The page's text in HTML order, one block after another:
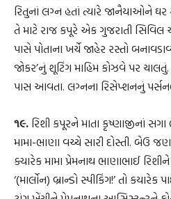
રિતુનાં લગ્ન હતાં ત્યારે જાનૈયાઓને
તે માટે રાજ કપૂરે એક ગુજરાતી સિવિલ
પાસે પોતાના ખર્ચે જાહેર રસ્તો
જોકર’નું શૂટિંગ માહિમ કોઝવે પર
પાસ આવતા. લગ્નના રિસેપ્શનનું
૧૯. રિશી કપૂરને માતા કૃષ્ણાજીનાં
મામા-ભાણા વચ્ચે સારી દોસ્તી. બેઉ
ક્યારેક મામા પ્રેમનાથ ભાણાભાઈ
‘(માર્લોન) બ્રાન્ડો સ્પીકિંગ!’ તો